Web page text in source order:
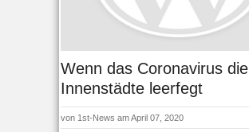
Wenn das Coronavirus die
Innenstädte leerfegt
von 1st-News am April 07, 2020